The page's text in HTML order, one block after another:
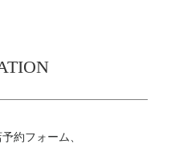
約フォーム、